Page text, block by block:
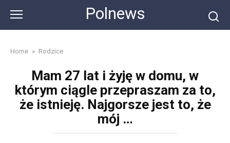
content
Polnews
Home » Rodzice
Mam 27 lat i żyję w domu, w
którym ciągle przepraszam za to,
że istnieję. Najgorsze jest to, że
mój …